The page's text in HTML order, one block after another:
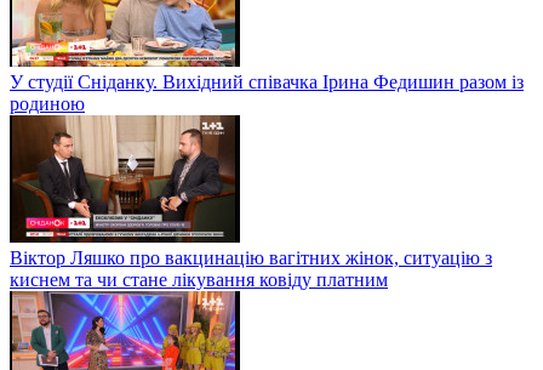
У студії Сніданку. Вихідний співачка Ірина Федишин разом із
родиною
Віктор Ляшко про вакцинацію вагітних жінок, ситуацію з
киснем та чи стане лікування ковіду платним